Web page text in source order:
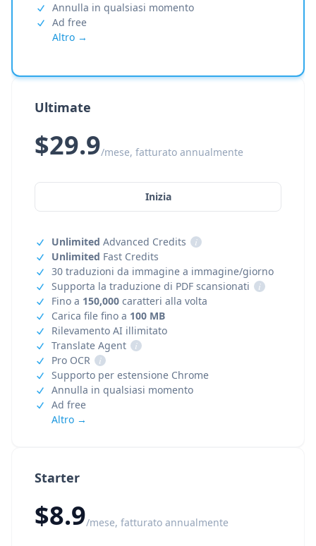
Starter
$8.9/mese, fatturato annualmente
Annulla in qualsiasi momento
Ad free
Altro →
Ultimate
$29.9/mese, fatturato annualmente
Inizia
Unlimited Advanced Credits
i
Unlimited Fast Credits
30 traduzioni da immagine a immagine/giorno
Supporta la traduzione di PDF scansionati
i
Fino a 150,000 caratteri alla volta
Carica file fino a 100 MB
Rilevamento AI illimitato
Translate Agent
i
Pro OCR
i
Supporto per estensione Chrome
Annulla in qualsiasi momento
Ad free
Altro →